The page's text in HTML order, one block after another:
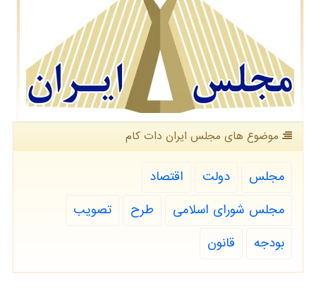
موضوع های مجلس ایران دات كام
مجلس دولت
اقتصاد
مجلس شورای اسلامی
طرح
تصویب
بودجه
قانون